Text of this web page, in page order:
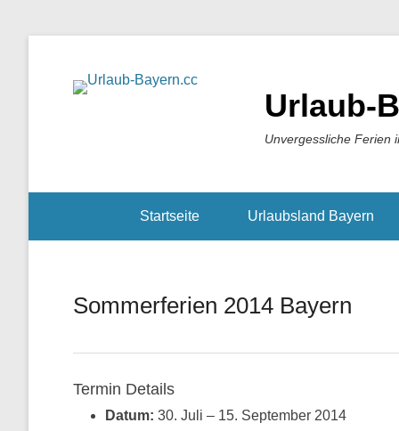
Urlaub-
Unvergessliche Ferien
Startseite Urlaubsland Bayern
Sommerferien 2014 Bayern
Termin Details
Datum: 30. Juli – 15. September 2014